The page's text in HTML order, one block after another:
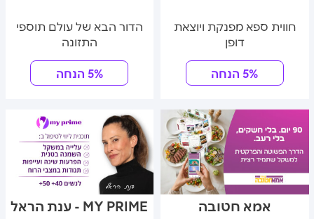
הדור הבא של עולם תוספי
התזונה
5% הנחה
חווית ספא מפנקת ויוצאת
דופן
5% הנחה
MY PRIME - ענת הראל אמא חטובה